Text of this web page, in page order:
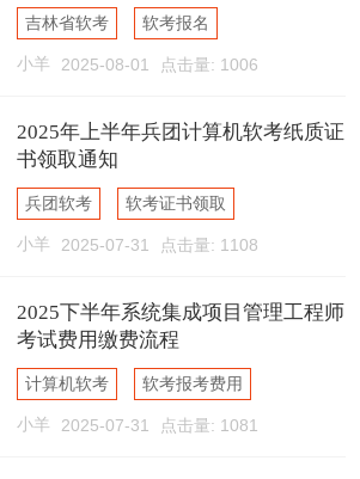
吉林省软考 软考报名
软考报名时间
小羊 2025-08-01 点击量: 1006
2025年上半年兵团计算机软考纸质证
书领取通知
兵团软考 软考证书领取
软考纸质证书领取
小羊 2025-07-31 点击量: 1108
2025下半年系统集成项目管理工程师
考试费用缴费流程
计算机软考 软考报考费用
软考缴费流程
小羊 2025-07-31 点击量: 1081